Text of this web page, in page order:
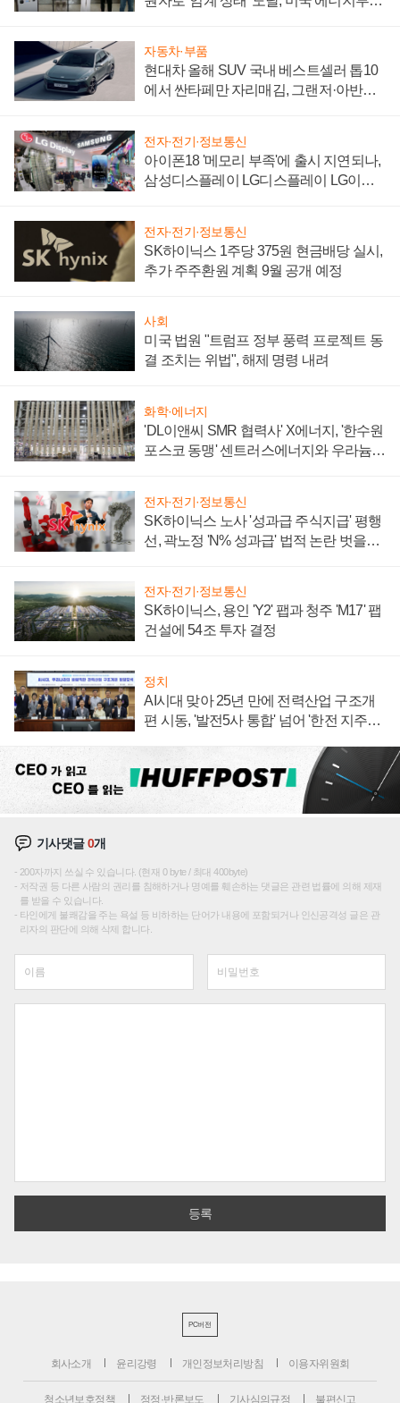
자동차·부품
현대차 올해 SUV 국내 베스트셀러 톱10
에서 싼타페만 자리매김, 그랜저·아반떼
전자·전기·정보통신
아이폰18 '메모리 부족'에 출시 지연되나,
삼성디스플레이 LG디스플레이 LG이노
전자·전기·정보통신
SK하이닉스 1주당 375원 현금배당 실시,
추가 주주환원 계획 9월 공개 예정
사회
미국 법원 "트럼프 정부 풍력 프로젝트 동
결 조치는 위법", 해제 명령 내려
화학·에너지
'DL이앤씨 SMR 협력사' X에너지, '한수원
포스코 동맹' 센트러스에너지와 우라늄
전자·전기·정보통신
SK하이닉스 노사 '성과급 주식지급' 평행
선, 곽노정 'N% 성과급' 법적 논란 벗을지
전자·전기·정보통신
SK하이닉스, 용인 'Y2' 팹과 청주 'M17' 팹
건설에 54조 투자 결정
정치
AI시대 맞아 25년 만에 전력산업 구조개
편 시동, '발전5사 통합' 넘어 '한전 지주사'
기사댓글0개
200자까지 쓰실 수 있습니다. (현재 0 byte / 최대 400byte)
저작권 등 다른 사람의 권리를 침해하거나 명예를 훼손하는 댓글은 관련 법률에 의해 제재
를 받을 수 있습니다.
타인에게 불쾌감을 주는 욕설 등 비하하는 단어가 내용에 포함되거나 인신공격성 글은 관
리자의 판단에 의해 삭제 합니다.
PC버전
회사소개 윤리강령 개인정보처리방침 이용자위원회
청소년보호정책 정정·반론보도 기사심의규정 불편신고